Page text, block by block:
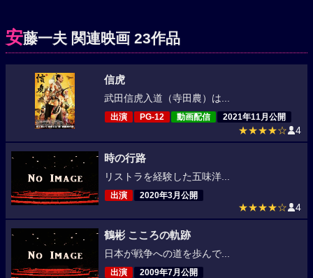
安藤一夫 関連映画 23作品
信虎
武田信虎入道（寺田農）は...
出演 PG-12 動画配信 2021年11月公開
★★★★☆ 4
時の行路
リストラを経験した五味洋...
出演 2020年3月公開
★★★★☆ 4
鶴彬 こころの軌跡
日本が戦争への道を歩んで...
出演 2009年7月公開